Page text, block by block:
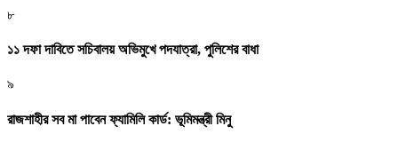
৮
১১ দফা দাবিতে সচিবালয় অভিমুখে পদযাত্রা, পুলিশের বাধা
৯
রাজশাহীর সব মা পাবেন ফ্যামিলি কার্ড: ভূমিমন্ত্রী মিনু